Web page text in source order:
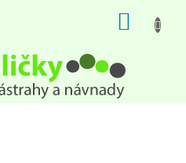
KOŠÍK